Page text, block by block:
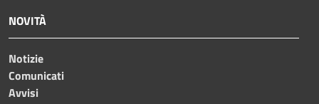
NOVITÀ
Notizie
Comunicati
Avvisi